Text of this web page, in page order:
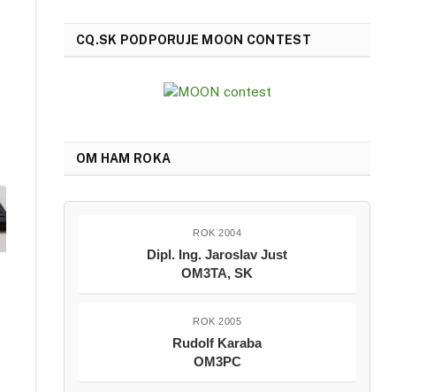
CQ.SK PODPORUJE MOON CONTEST
OM HAM ROKA
ROK 2004
Dipl. Ing. Jaroslav Just
OM3TA, SK
ROK 2005
Rudolf Karaba
OM3PC